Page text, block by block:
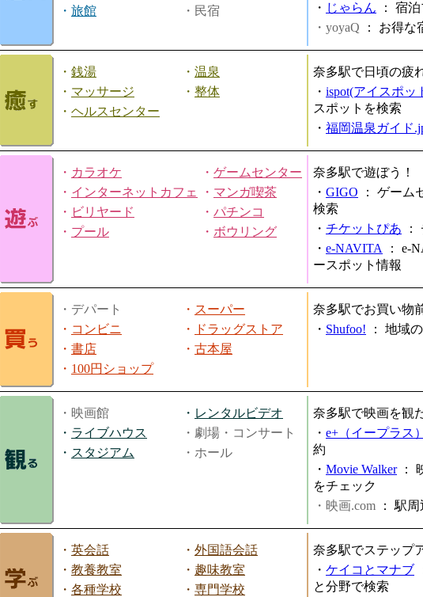
・ 旅館 ・民宿
・ じゃらん ： 宿泊
・yoyaQ ： お得な
・ 銭湯 ・ 温泉
・ マッサージ ・ 整体
・ ヘルスセンター
奈多駅で日頃の疲
・ ispot(アイスポッ
スポットを検索
・ 福岡温泉ガイド
・ カラオケ ・ ゲームセンター
・ インターネットカフェ ・ マンガ喫茶
・ ビリヤード ・ パチンコ
・ プール ・ ボウリング
奈多駅で遊ぼう！
・ GIGO ： ゲーム
検索
・ チケットぴあ ：
・ e-NAVITA ： e-
ースポット情報
・デパート ・ スーパー
・ コンビニ ・
ドラッグストア
・ 書店 ・ 古本屋
・ 100円ショップ
奈多駅でお買い物
・ Shufoo! ： 地域
・映画館 ・ レンタルビデオ
・ ライブハウス
・劇場・コンサート
・ スタジアム ・ホール
奈多駅で映画を観
・ e+（イープラス）
約
・ Movie Walker：
をチェック
・映画.com ： 駅周
・ 英会話 ・ 外国語会話
・ 教養教室 ・ 趣味教室
・ 各種学校 ・ 専門学校
奈多駅でステップ
・ ケイコとマナブ
と分野で検索